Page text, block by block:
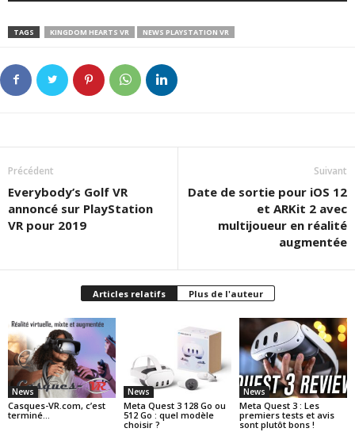
TAGS KINGDOM HEARTS VR NEWS PLAYSTATION VR
Précédent
Everybody’s Golf VR
annoncé sur PlayStation
VR pour 2019
Suivant
Date de sortie pour iOS 12
et ARKit 2 avec
multijoueur en réalité
augmentée
Articles relatifs Plus de l'auteur
News
Casques-VR.com, c’est
terminé…
News
Meta Quest 3 128 Go ou
512 Go : quel modèle
choisir ?
News
Meta Quest 3 : Les
premiers tests et avis
sont plutôt bons !